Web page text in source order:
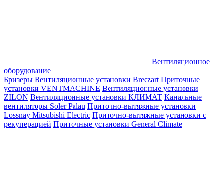
Вентиляционное
оборудование
Бризеры Вентиляционные установки Breezart Приточные
установки VENTMACHINE Вентиляционные установки
ZILON Вентиляционные установки КЛИМАТ Канальные
вентиляторы Soler Palau Приточно-вытяжные установки
Lossnay Mitsubishi Electric Приточно-вытяжные установки с
рекуперацией Приточные установки General Climate